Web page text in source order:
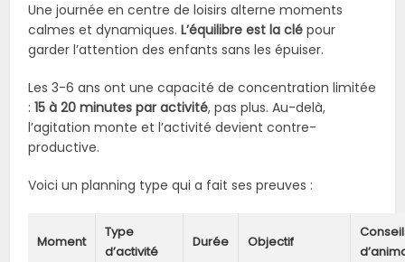
Une journée en centre de loisirs alterne moments
calmes et dynamiques.L’équilibre est la clé pour
garder l’attention des enfants sans les épuiser.
Les 3-6 ans ont une capacité de concentration limitée
:15 à 20 minutes par activité, pas plus. Au-delà,
l’agitation monte et l’activité devient contre-
productive.
Voici un planning type qui a fait ses preuves :
Moment
Type
d’activité
Durée Objectif